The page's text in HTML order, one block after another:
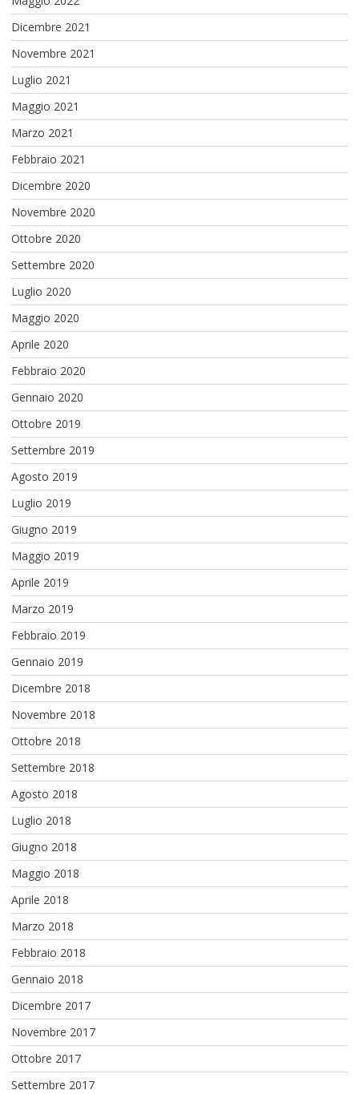
Dicembre 2021
Novembre 2021
Luglio 2021
Maggio 2021
Marzo 2021
Febbraio 2021
Dicembre 2020
Novembre 2020
Ottobre 2020
Settembre 2020
Luglio 2020
Maggio 2020
Aprile 2020
Febbraio 2020
Gennaio 2020
Ottobre 2019
Settembre 2019
Agosto 2019
Luglio 2019
Giugno 2019
Maggio 2019
Aprile 2019
Marzo 2019
Febbraio 2019
Gennaio 2019
Dicembre 2018
Novembre 2018
Ottobre 2018
Settembre 2018
Agosto 2018
Luglio 2018
Giugno 2018
Maggio 2018
Aprile 2018
Marzo 2018
Febbraio 2018
Gennaio 2018
Dicembre 2017
Novembre 2017
Ottobre 2017
Settembre 2017